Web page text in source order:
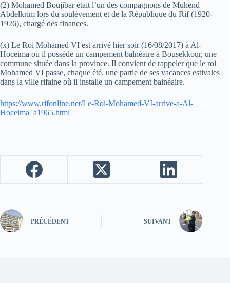
(2) Mohamed Boujibar était l’un des compagnons de Muhend
Abdelkrim lors du soulèvement et de la République du Rif (1920-
1926), chargé des finances.
(x) Le Roi Mohamed VI est arrivé hier soir (16/08/2017) à Al-
Hoceima où il possède un campement balnéaire à Bousekkour, une
commune située dans la province. Il convient de rappeler que le roi
Mohamed VI passe, chaque été, une partie de ses vacances estivales
dans la ville rifaine où il installe un campement balnéaire.
https://www.rifonline.net/Le-Roi-Mohamed-VI-arrive-a-Al-
Hoceima_a1965.html
PRÉCÉDENT SUIVANT